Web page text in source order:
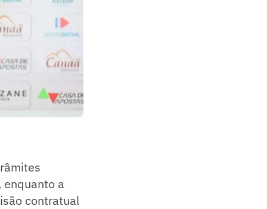
enquanto a
contratual